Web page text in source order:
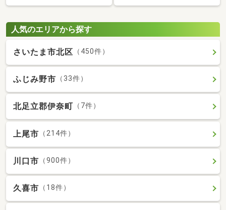
人気のエリアから探す
さいたま市北区 （450件）
ふじみ野市 （33件）
北足立郡伊奈町 （7件）
上尾市 （214件）
川口市 （900件）
久喜市 （18件）